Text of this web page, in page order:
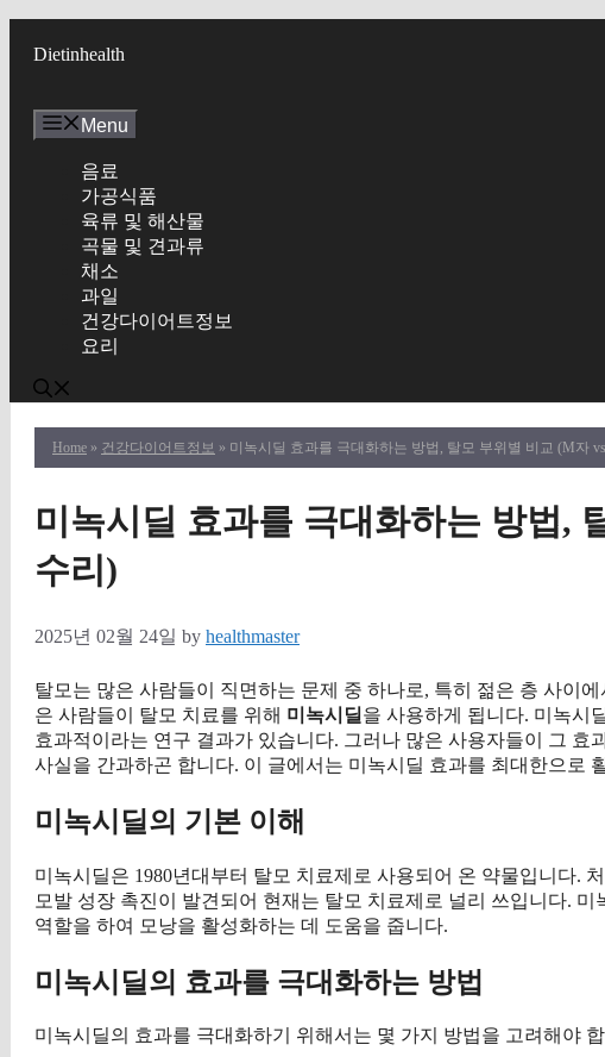
Dietinhealth
Menu
음료
가공식품
육류 및 해산물
곡물 및 견과류
채소
과일
건강다이어트정보
요리
Home » 건강다이어트정보 » 미녹시딜 효과를 극대화하는 방법, 탈모 부위별 비교 (M자
미녹시딜 효과를 극대화하는 방법,
수리)
2025년 02월 24일 by healthmaster
탈모는 많은 사람들이 직면하는 문제 중 하나로, 특히 젊은 층 사이
은 사람들이 탈모 치료를 위해 미녹시딜 을 사용하게 됩니다. 미녹시
효과적이라는 연구 결과가 있습니다. 그러나 많은 사용자들이 그
사실을 간과하곤 합니다. 이 글에서는 미녹시딜 효과를 최대한으로
미녹시딜의 기본 이해
미녹시딜은 1980년대부터 탈모 치료제로 사용되어 온 약물입니다.
모발 성장 촉진이 발견되어 현재는 탈모 치료제로 널리 쓰입니다.
역할을 하여 모낭을 활성화하는 데 도움을 줍니다.
미녹시딜의 효과를 극대화하는 방법
미녹시딜의 효과를 극대화하기 위해서는 몇 가지 방법을 고려해야